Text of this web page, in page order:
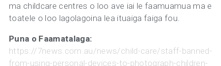
ma childcare centres o loo ave iai le faamuamua ma e
toatele o loo lagolagoina lea ituaiga faiga fou.
Puna o Faamatalaga:
https://7news.com.au/news/child-care/staff-banned-
from-using-personal-devices-to-photograph-children-